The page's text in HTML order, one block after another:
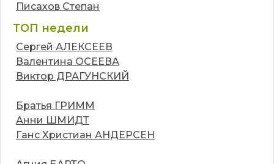
Писахов Степан
ТОП недели
Сергей АЛЕКСЕЕВ
Валентина ОСЕЕВА
Виктор ДРАГУНСКИЙ
Братья ГРИММ
Анни ШМИДТ
Ганс Христиан АНДЕРСЕН